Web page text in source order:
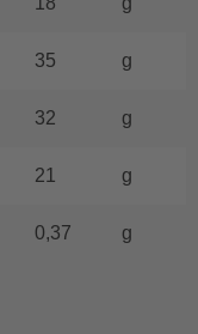
35 g
32 g
21 g
0,37 g